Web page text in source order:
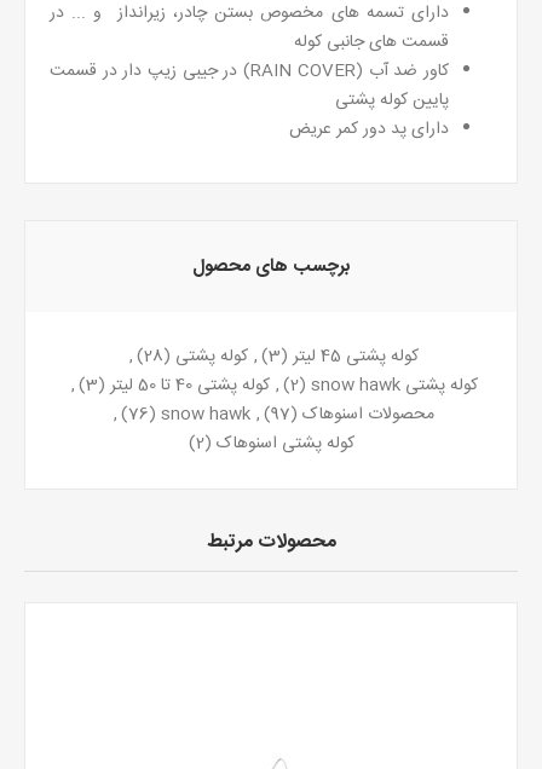
دارای تسمه های مخصوص بستن چادر، زیرانداز و ... در
قسمت های جانبی کوله
کاور ضد آب (RAIN COVER) در جیبی زیپ دار در قسمت
پایین کوله پشتی
دارای پد دور کمر عریض
برچسب های محصول
کوله پشتی 45 لیتر (3)
, کوله پشتی (28)
,
کوله پشتی snow hawk
(2)
, کوله پشتی 40 تا 50 لیتر (3)
,
محصولات اسنوهاک (97)
,
snow hawk
(76)
,
کوله پشتی اسنوهاک (2)
محصولات مرتبط